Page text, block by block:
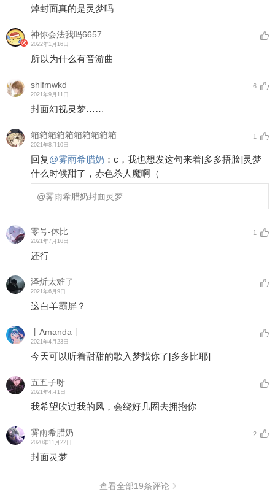
焯封面真的是灵梦吗
神你会法我吗6657
2022年1月16日
所以为什么有音游曲
shlfmwkd
2021年9月11日
6
封面幻视灵梦……
箱箱箱箱箱箱箱箱箱箱
2021年8月10日
1
回复@雾雨希腊奶 ： c，我也想发这句来着[多多捂脸]灵梦
什么时候甜了，赤色杀人魔啊（
@雾雨希腊奶封面灵梦
零号-休比
2021年7月16日
1
还行
泽炘太难了
2021年6月9日
这白羊霸屏？
丨Amanda丨
2021年4月23日
今天可以听着甜甜的歌入梦找你了[多多比耶]
五五子呀
2021年4月1日
我希望吹过我的风，会绕好几圈去拥抱你
雾雨希腊奶
2020年11月22日
2
封面灵梦
查看全部19条评论